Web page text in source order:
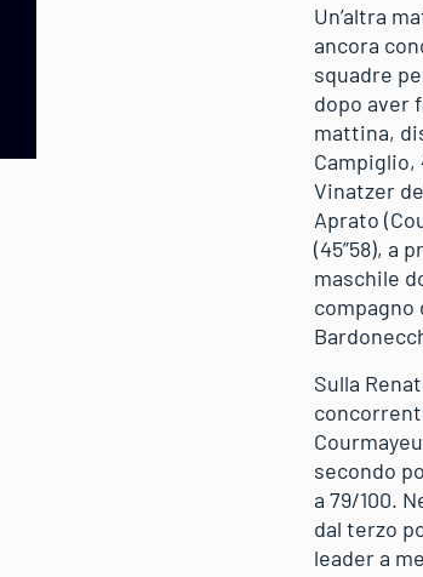
Un’altra
ancora
squadre
dopo aver
mattina,
Campiglio,
Vinatzer
Aprato
(45”58), a
maschile
compagno
Sulla
secondo
a 79/100.
dal terzo
leader a